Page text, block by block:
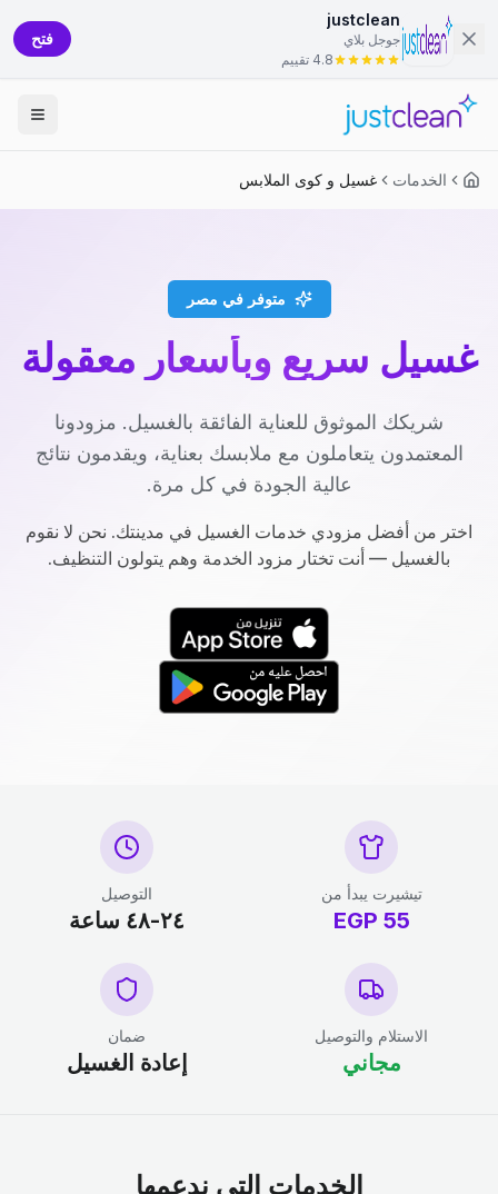
justclean
جوجل بلاي
4.8 تقييم
فتح
الخدمات غسيل و كوى الملابس
متوفر في مصر
غسيل سريع وبأسعار معقولة
شريكك الموثوق للعناية الفائقة بالغسيل. مزودونا
المعتمدون يتعاملون مع ملابسك بعناية، ويقدمون نتائج
عالية الجودة في كل مرة.
اختر من أفضل مزودي خدمات الغسيل في مدينتك. نحن لا نقوم
بالغسيل — أنت تختار مزود الخدمة وهم يتولون التنظيف.
تيشيرت يبدأ من
55
EGP
التوصيل
٢٤-٤٨ ساعة
الاستلام والتوصيل
مجاني
ضمان
إعادة الغسيل
الخدمات التي ندعمها